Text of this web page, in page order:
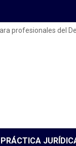
profesionales del
PRÁCTICA